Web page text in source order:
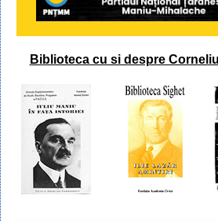
Biblioteca cu si despre